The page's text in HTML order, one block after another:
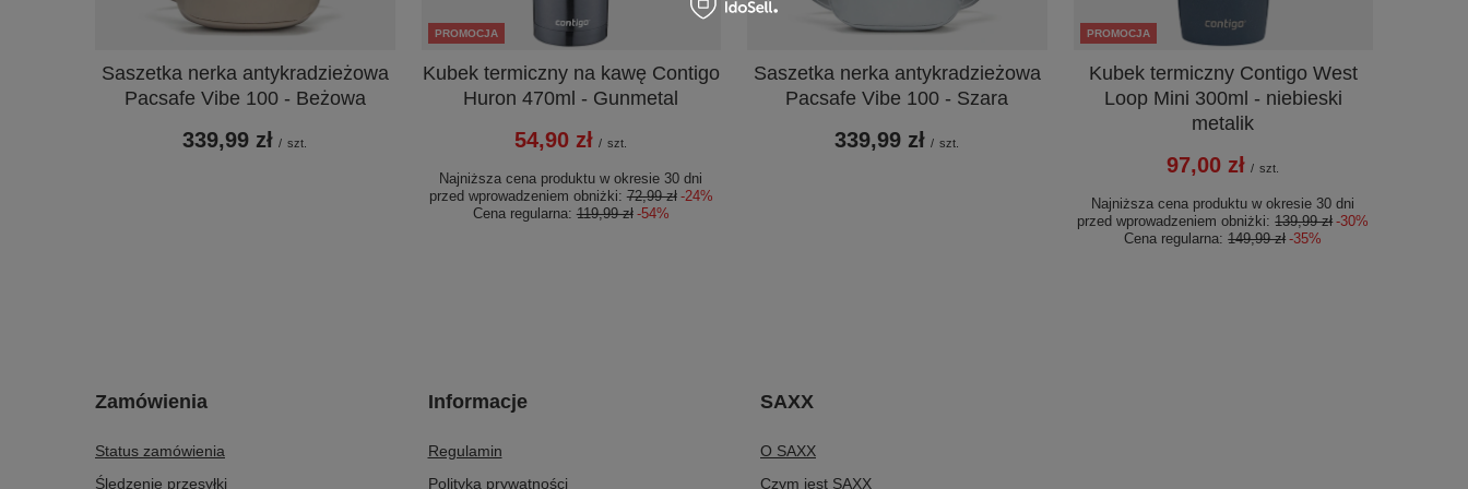
Saszetka nerka antykradzieżowa
Pacsafe Vibe 100 - Beżowa
339,99 zł / szt.
PROMOCJA
Kubek termiczny na kawę Contigo
Huron 470ml - Gunmetal
54,90 zł / szt.
Najniższa cena produktu w okresie 30 dni
przed wprowadzeniem obniżki:72,99 zł -24%
Cena regularna:119,99 zł -54%
Saszetka nerka antykradzieżowa
Pacsafe Vibe 100 - Szara
339,99 zł / szt.
PROMOCJA
Kubek termiczny Contigo West
Loop Mini 300ml - niebieski
metalik
97,00 zł / szt.
Najniższa cena produktu w okresie 30 dni
przed wprowadzeniem obniżki:139,99 zł -30%
Cena regularna:149,99 zł -35%
Zamówienia
Status zamówienia
Śledzenie przesyłki
Informacje
Regulamin
Polityka prywatności
SAXX
O SAXX
Czym jest SAXX